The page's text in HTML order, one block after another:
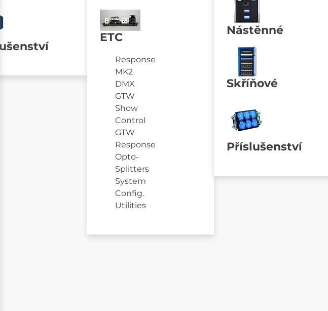
ETC
Response
MK2
DMX
GTW
Show
Control
GTW
Response
Opto-
Splitters
System
Config.
Utilities
Nástěnné
Skříňové
Příslušenství